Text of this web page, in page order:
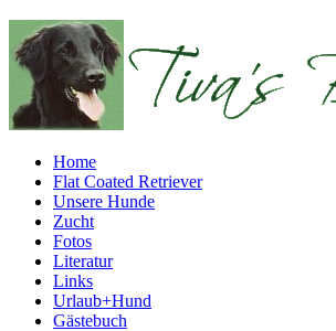
Home
Flat Coated Retriever
Unsere Hunde
Zucht
Fotos
Literatur
Links
Urlaub+Hund
Gästebuch